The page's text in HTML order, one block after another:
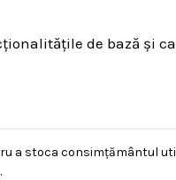
de bază și
a stoca consimțământul